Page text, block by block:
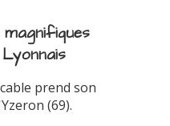
prend son
(69).